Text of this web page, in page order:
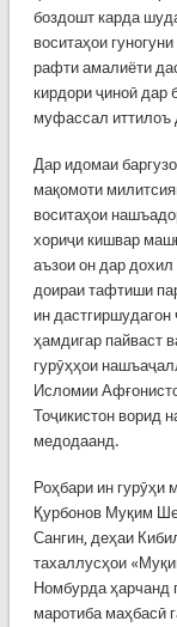
боздошт карда
воситаҳои
рафти амалиёти
кирдори ҷиноӣ дар
муфассал иттилоъ
Дар идомаи
мақомоти
воситаҳои
хориҷи кишвар
аъзои он дар
доираи тафтиши
ин дастгиршудагон
ҳамдигар пайваст
гурӯҳҳои
Исломии
Тоҷикистон ворид
медодаанд.
Роҳбари ин гурӯҳи
Қурбонов Муқим
Сангин, деҳаи
тахаллусҳои
Номбурда ҳарчанд
маротиба маҳбасӣ